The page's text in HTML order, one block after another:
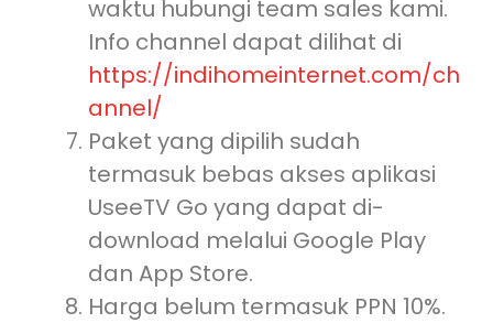
waktu hubungi team sales kami.
Info channel dapat dilihat di
https://indihomeinternet.com/ch
annel/
Paket yang dipilih sudah
termasuk bebas akses aplikasi
UseeTV Go yang dapat di-
download melalui Google Play
dan App Store.
Harga belum termasuk PPN 10%.